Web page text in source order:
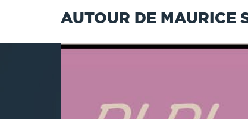
AUTOUR DE MAURICE